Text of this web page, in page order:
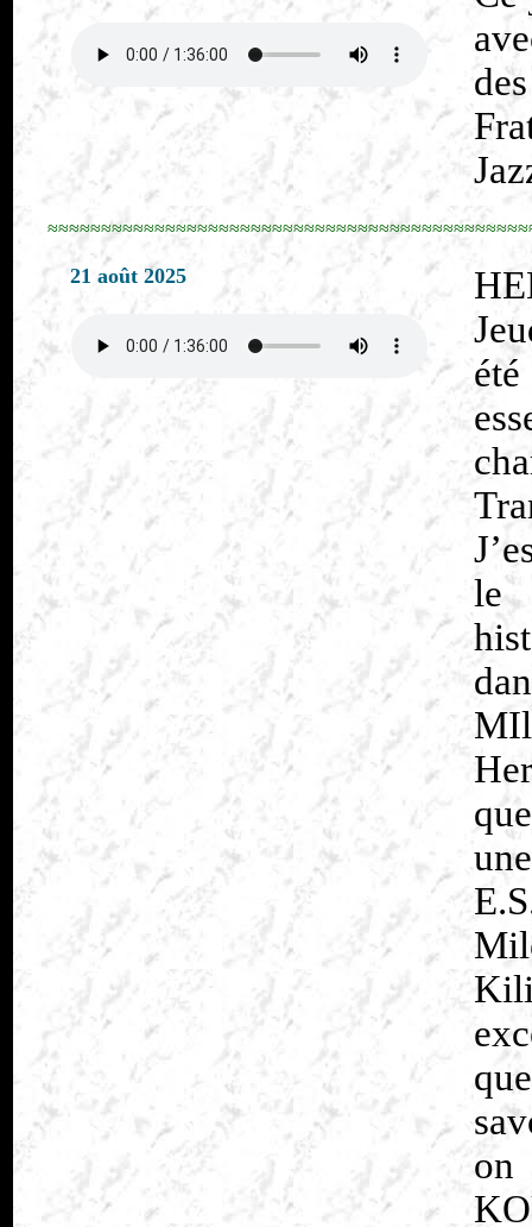
21 août 2025
le
on